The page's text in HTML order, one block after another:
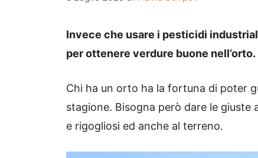
Invece che usare i pesticidi
per ottenere verdure buone nell’orto.
Chi ha un orto ha la fortuna di poter
stagione. Bisogna però dare le
e rigogliosi ed anche al terreno.